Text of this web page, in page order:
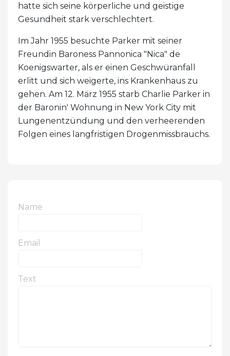
hatte sich seine körperliche und geistige
Gesundheit stark verschlechtert.
Im Jahr 1955 besuchte Parker mit seiner
Freundin Baroness Pannonica "Nica" de
Koenigswarter, als er einen Geschwüranfall
erlitt und sich weigerte, ins Krankenhaus zu
gehen. Am 12. März 1955 starb Charlie Parker in
der Baronin' Wohnung in New York City mit
Lungenentzündung und den verheerenden
Folgen eines langfristigen Drogenmissbrauchs.
Name
Email
Text